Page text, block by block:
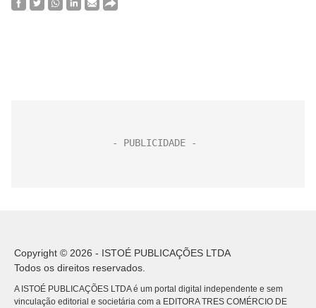
Copyright © 2026 - ISTOÉ PUBLICAÇÕES LTDA
Todos os direitos reservados.
A ISTOÉ PUBLICAÇÕES LTDA é um portal digital independente e sem
vinculação editorial e societária com a EDITORA TRES COMÉRCIO DE